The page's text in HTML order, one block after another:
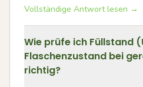
Vollständige Antwort lesen →
Wie prüfe ich Füllstand
Flaschenzustand bei
richtig?